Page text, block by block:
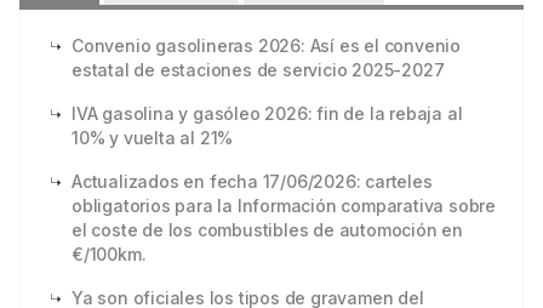
Convenio gasolineras 2026: Así es el convenio
estatal de estaciones de servicio 2025-2027
IVA gasolina y gasóleo 2026: fin de la rebaja al
10% y vuelta al 21%
Actualizados en fecha 17/06/2026: carteles
obligatorios para la Información comparativa sobre
el coste de los combustibles de automoción en
€/100km.
Ya son oficiales los tipos de gravamen del